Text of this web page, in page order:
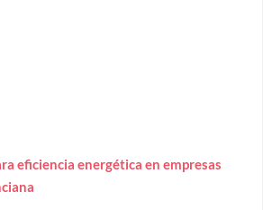
eficiencia energética en empresas